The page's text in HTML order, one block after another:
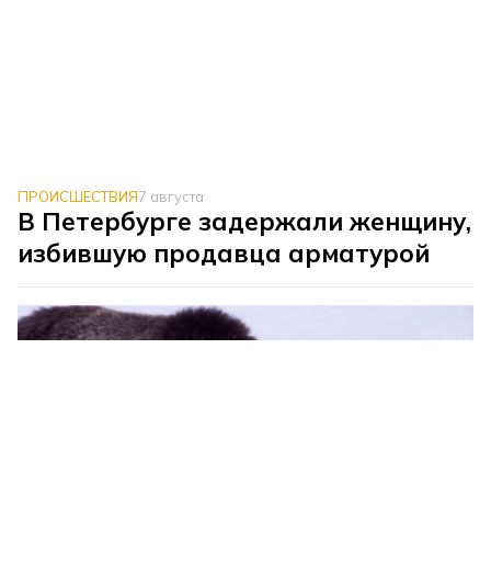
ПРОИСШЕСТВИЯ7 августа
В Петербурге задержали женщину,
избившую продавца арматурой